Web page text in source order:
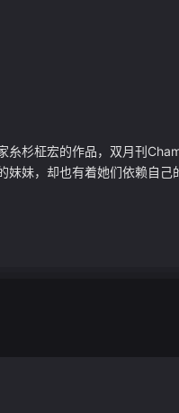
糸杉柾宏的作品，双月刊
妹，却也有着她们依赖自